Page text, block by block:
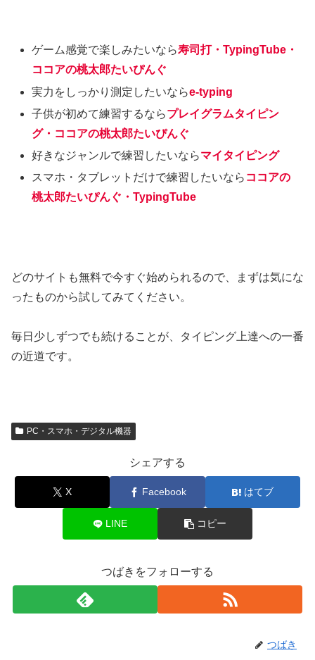
ゲーム感覚で楽しみたいなら寿司打・TypingTube・
ココアの桃太郎たいぴんぐ
実力をしっかり測定したいならe-typing
子供が初めて練習するならプレイグラムタイピン
グ・ココアの桃太郎たいぴんぐ
好きなジャンルで練習したいならマイタイピング
スマホ・タブレットだけで練習したいなら ココアの
桃太郎たいぴんぐ・TypingTube
どのサイトも無料で今すぐ始められるので、まずは気にな
ったものから試してみてください。
毎日少しずつでも続けることが、タイピング上達への一番
の近道です。
PC・スマホ・デジタル機器
シェアする
X Facebook はてブ
LINE コピー
つばきをフォローする
つばき